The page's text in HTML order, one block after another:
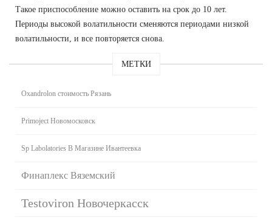
Такое приспособление можно оставить на срок до 10 лет.
Периоды высокой волатильности сменяются периодами низкой
волатильности, и все повторяется снова.
МЕТКИ
Oxandrolon стоимость Рязань
Primoject Новомосковск
Sp Labolatories В Магазине Ивантеевка
Финаплекс Вяземский
Testoviron Новочеркасск